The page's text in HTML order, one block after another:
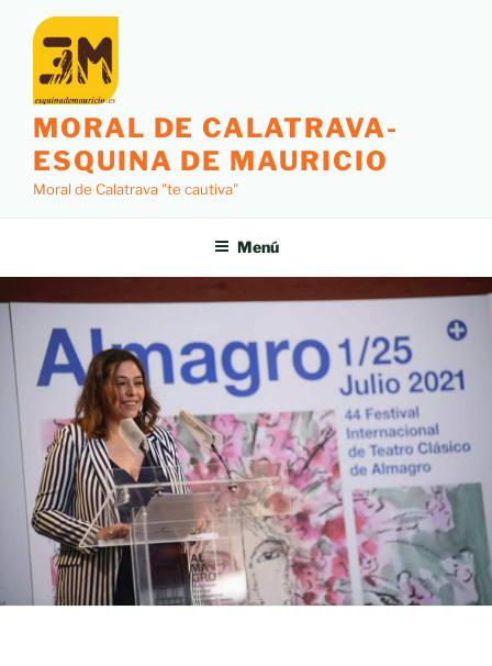
MORAL DE CALATRAVA-
ESQUINA DE MAURICIO
Moral de Calatrava "te cautiva"
Menú